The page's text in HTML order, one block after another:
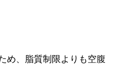
め、脂質制限よりも空腹